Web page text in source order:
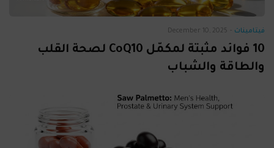
فيتامينات -
December 10, 2025
10 فوائد مثبتة لمكمّل CoQ10 لصحة القلب
والطاقة والشباب